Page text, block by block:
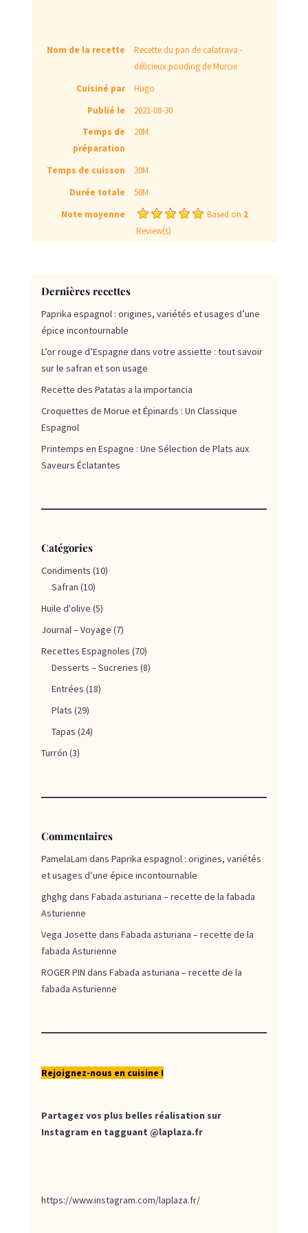
Nom de la recette
Recette du pan de calatrava -
délicieux pouding de Murcie
Cuisiné par
Hugo
Publié le
2021-08-30
Temps de
préparation
20M
Temps de cuisson
30M
Durée totale
50M
Note moyenne
Based on 2
Review(s)
Dernières recettes
Paprika espagnol : origines, variétés et usages d’une
épice incontournable
L’or rouge d’Espagne dans votre assiette : tout savoir
sur le safran et son usage
Recette des Patatas a la importancia
Croquettes de Morue et Épinards : Un Classique
Espagnol
Printemps en Espagne : Une Sélection de Plats aux
Saveurs Éclatantes
Catégories
Condiments (10)
Safran (10)
Huile d'olive (5)
Journal – Voyage (7)
Recettes Espagnoles (70)
Desserts – Sucreries (8)
Entrées (18)
Plats (29)
Tapas (24)
Turrón (3)
Commentaires
PamelaLam dans Paprika espagnol : origines, variétés
et usages d’une épice incontournable
ghghg dans Fabada asturiana – recette de la fabada
Asturienne
Vega Josette dans Fabada asturiana – recette de la
fabada Asturienne
ROGER PIN dans Fabada asturiana – recette de la
fabada Asturienne
Rejoignez-nous en cuisine !
Partagez vos plus belles réalisation sur
Instagram en tagguant @laplaza.fr
https://www.instagram.com/laplaza.fr/